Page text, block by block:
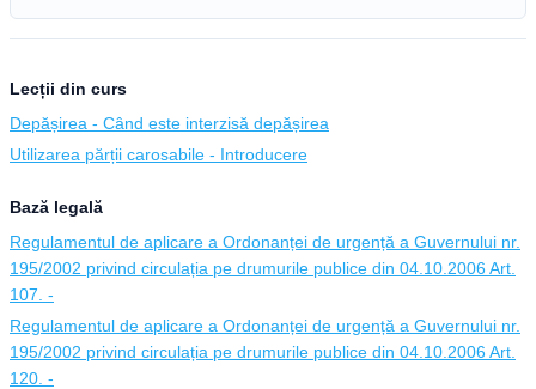
Lecții din curs
Depășirea - Când este interzisă depășirea
Utilizarea părții carosabile - Introducere
Bază legală
Regulamentul de aplicare a Ordonanței de urgență a Guvernului nr.
195/2002 privind circulația pe drumurile publice din 04.10.2006 Art.
107. -
Regulamentul de aplicare a Ordonanței de urgență a Guvernului nr.
195/2002 privind circulația pe drumurile publice din 04.10.2006 Art.
120. -